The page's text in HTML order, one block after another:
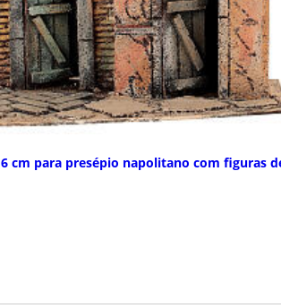
cm para presépio napolitano com figuras